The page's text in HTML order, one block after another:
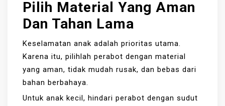
Pilih Material Yang Aman
Dan Tahan Lama
Keselamatan anak adalah prioritas utama.
Karena itu, pilihlah perabot dengan material
yang aman, tidak mudah rusak, dan bebas dari
bahan berbahaya.
Untuk anak kecil, hindari perabot dengan sudut